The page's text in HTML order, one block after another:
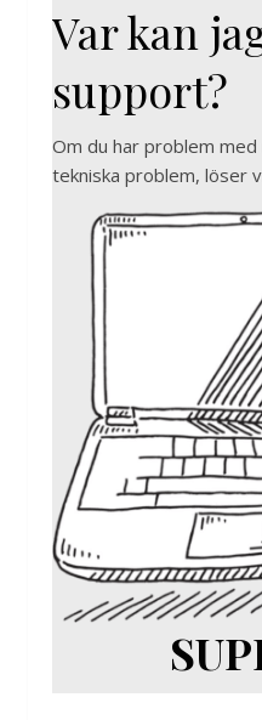
Var kan
support?
Om du har problem
tekniska problem, löser